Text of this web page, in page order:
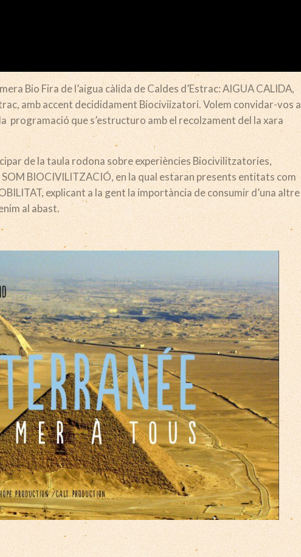
Bio Fira de l’aigua càlida de Caldes d’Estrac: AIGUA CALIDA,
amb accent decididament Biociviizatori. Volem convidar-vos a
programació que s’estructuro amb el recolzament del la xara
de la taula rodona sobre experiències Biocivilitzatories,
BIOCIVILITZACIÓ, en la qual estaran presents entitats com
explicant a la gent la importància de consumir d’una altre
al abast.